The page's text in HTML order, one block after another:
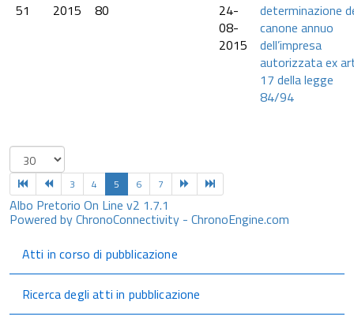
51
2015 80
24-
08-
2015
determinazione
canone annuo
dell’impresa
autorizzata ex
17 della legge
84/94
3 4 5 6 7
Albo Pretorio On Line v2 1.7.1
Powered by ChronoConnectivity - ChronoEngine.com
Atti in corso di pubblicazione
Ricerca degli atti in pubblicazione